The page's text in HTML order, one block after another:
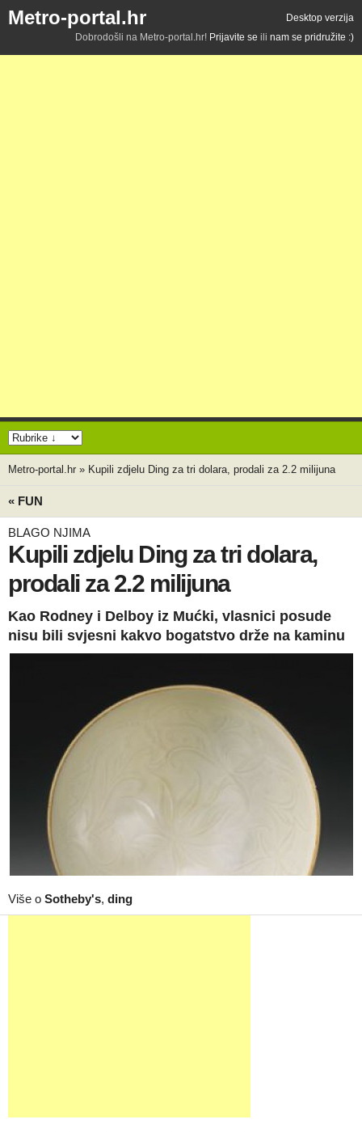
Metro-portal.hr
Desktop verzija
Dobrodošli na Metro-portal.hr! Prijavite se ili nam se pridružite :)
Metro-portal.hr » Kupili zdjelu Ding za tri dolara, prodali za 2.2 milijuna
« FUN
BLAGO NJIMA
Kupili zdjelu Ding za tri dolara,
prodali za 2.2 milijuna
Kao Rodney i Delboy iz Mućki, vlasnici posude
nisu bili svjesni kakvo bogatstvo drže na kaminu
Više o Sotheby's, ding